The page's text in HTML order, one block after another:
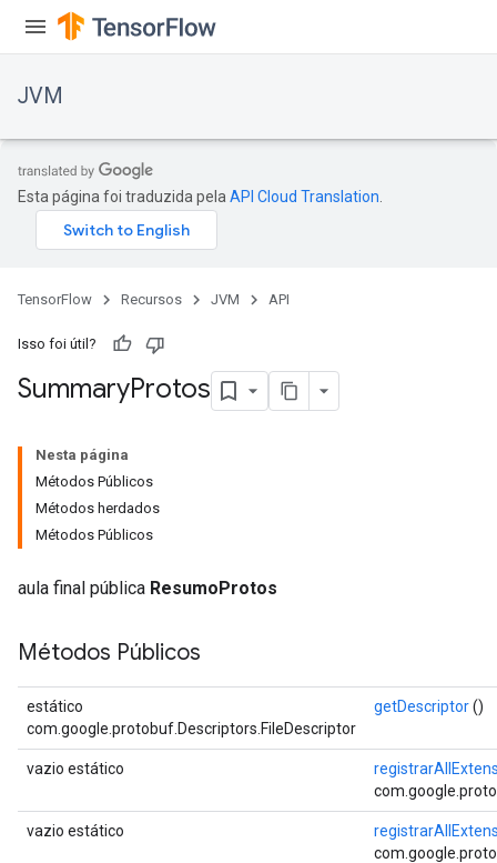
JVM
Esta página foi traduzida pela API Cloud Translation
TensorFlow Recursos JVM API
Isso foi útil?
SummaryProtos
Nesta página
Métodos Públicos
Métodos herdados
Métodos Públicos
aula final pública ResumoProtos
Métodos Públicos
estático
com.google.protobuf.Descriptors.FileDescriptor
getDescriptor()
vazio estático
vazio estático